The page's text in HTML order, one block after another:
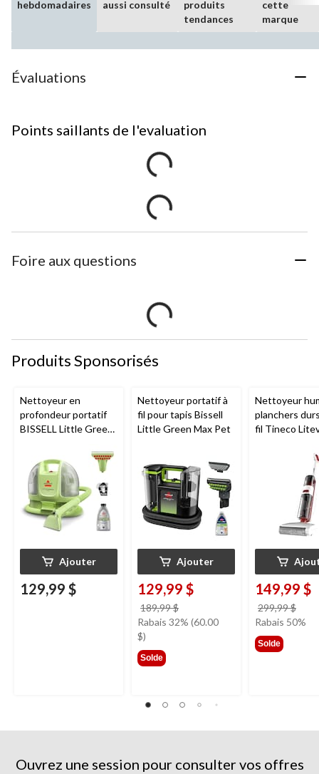
hebdomadaires aussi consulté
produits
tendances
cette
marque
Évaluations
Points saillants de l'evaluation
Foire aux questions
Produits Sponsorisés
Nettoyeur en
profondeur portatif
BISSELL Little Green
tapis et tissus
d'ameublement
Ajouter
129,99 $
Nettoyeur portatif à
fil pour tapis Bissell
Little Green Max Pet
Ajouter
129,99 $
189,99 $
était
Rabais 32% (60.00
$)
Solde
Nettoyeur
planchers
fil Tineco
149,99 $
299,99 $
était
Rabais 50%
Solde
Ouvrez une session pour consulter vos offres